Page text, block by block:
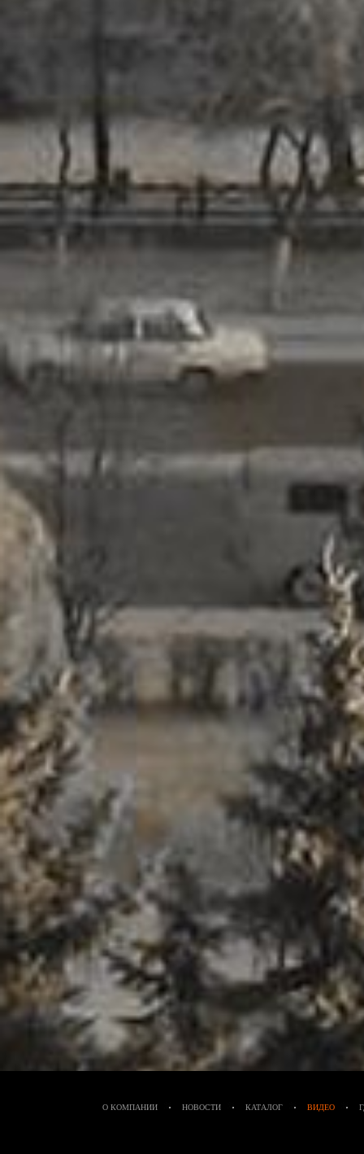
О КОМПАНИИ НОВОСТИ КАТАЛОГ ВИДЕО